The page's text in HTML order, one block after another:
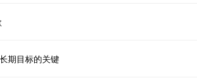
期目标的关键